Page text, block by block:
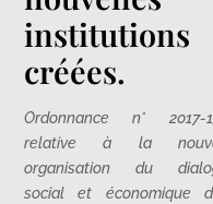
institutions
créées.
Ordonnance n° 2017-
relative à la
organisation du
social et économique